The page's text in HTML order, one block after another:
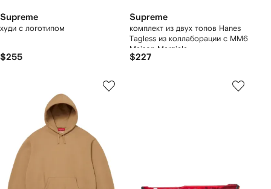
Supreme
худи с логотипом
$255
Supreme
комплект из двух топов Hanes
Tagless из коллаборации с MM6
Maison Margiela
$227